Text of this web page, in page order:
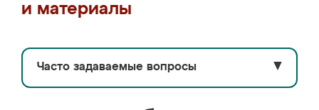
и материалы
Часто задаваемые вопросы ▼